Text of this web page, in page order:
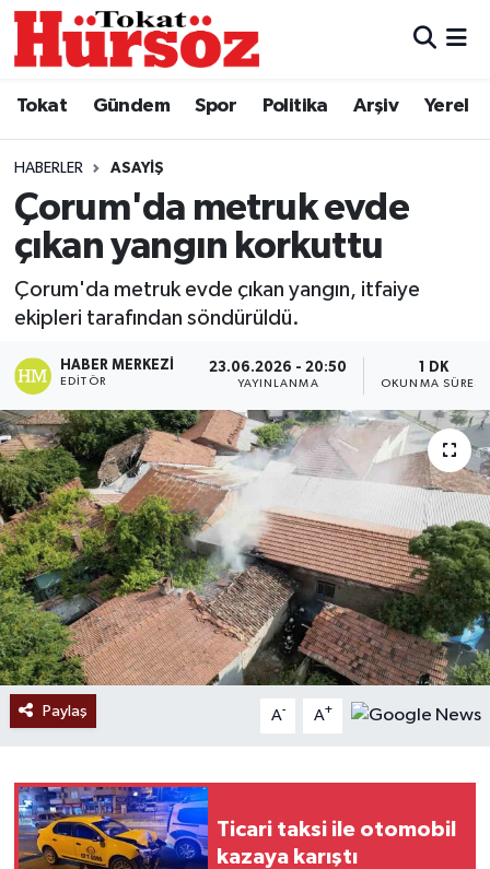
Tokat Gündem Spor Politika Arşiv Yerel
HABERLER ASAYIŞ
Çorum'da metruk evde
çıkan yangın korkuttu
Çorum'da metruk evde çıkan yangın, itfaiye
ekipleri tarafından söndürüldü.
HABER MERKEZI
EDITÖR
23.06.2026 - 20:50
YAYINLANMA
1 DK
OKUNMA SÜRESI
Paylaş A- A+
Ticari taksi ile otomobil
kazaya karıştı
Türkiye Gündemi
Gündem
Asayiş
Spor
Politika
Tokat Spor
Eğitim
Ekonomi
Sağlık
Tokat Haber
Hava Durumu
Tokat Namaz Vakitleri
Trafik Durumu
Süper Lig Puan Durumu ve Fikstür
Tüm Manşetler
Son Dakika Haberleri
Haber Arşivi